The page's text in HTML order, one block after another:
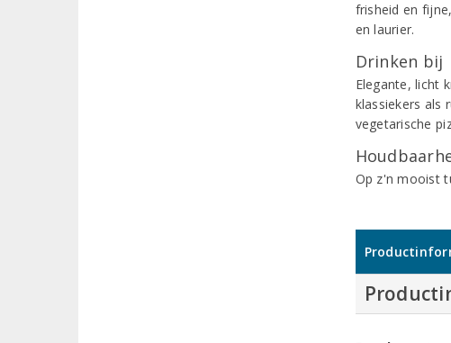
frisheid en
en laurier.
Drinken bij
Elegante, licht
klassiekers als
vegetarische
Op z'n mooist